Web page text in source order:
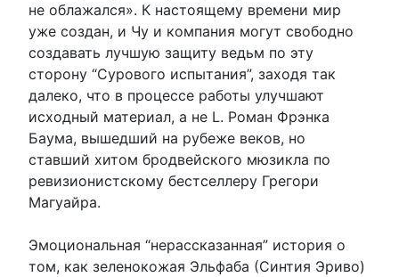
не облажался». К настоящему времени мир
уже создан, и Чу и компания могут свободно
создавать лучшую защиту ведьм по эту
сторону “Сурового испытания”, заходя так
далеко, что в процессе работы улучшают
исходный материал, а не L. Роман Фрэнка
Баума, вышедший на рубеже веков, но
ставший хитом бродвейского мюзикла по
ревизионистскому бестселлеру Грегори
Магуайра.
Эмоциональная “нерассказанная” история о
том, как зеленокожая Эльфаба (Синтия Эриво)